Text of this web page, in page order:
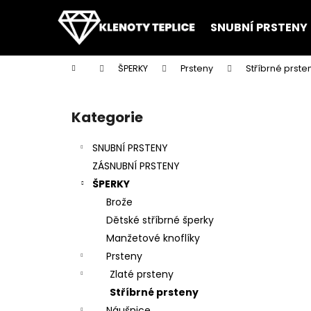
SNUBNÍ PRSTENY
Domů ŠPERKY Prsteny Stříbrné
Přeskočit
kategorie
Kategorie
SNUBNÍ PRSTENY
ZÁSNUBNÍ PRSTENY
ŠPERKY
Brože
Dětské stříbrné šperky
Manžetové knoflíky
Prsteny
Zlaté prsteny
Stříbrné prsteny
í
Zpět
do
Zpět
do